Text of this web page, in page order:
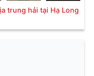
trung hải tại Hạ Long